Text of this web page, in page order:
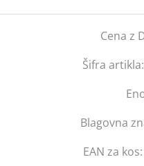
Cena z
Šifra artikla:
Blagovna
EAN za kos: